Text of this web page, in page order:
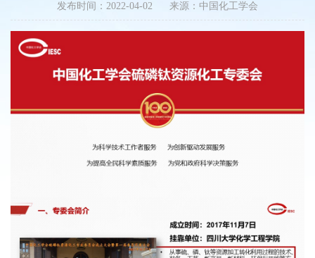
发布时间：2022-04-02 来源：中国化工学会